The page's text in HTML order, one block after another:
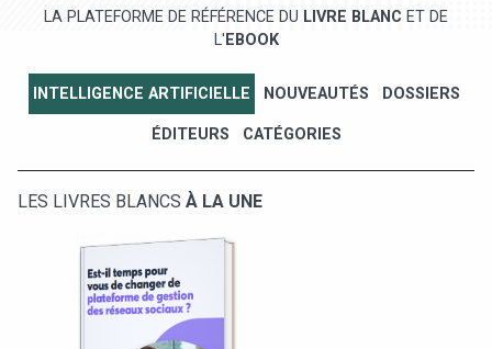
LA PLATEFORME DE RÉFÉRENCE DU LIVRE BLANC ET DE
L' EBOOK
INTELLIGENCE ARTIFICIELLE NOUVEAUTÉS DOSSIERS
ÉDITEURS CATÉGORIES
LES LIVRES BLANCS À LA UNE